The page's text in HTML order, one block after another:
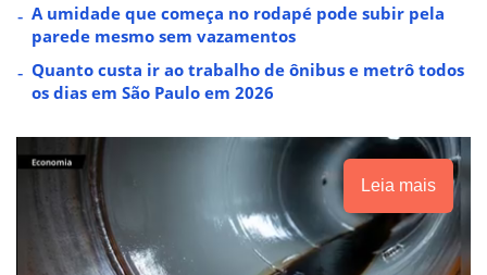
A umidade que começa no rodapé pode subir pela
parede mesmo sem vazamentos
Quanto custa ir ao trabalho de ônibus e metrô todos
os dias em São Paulo em 2026
Leia mais